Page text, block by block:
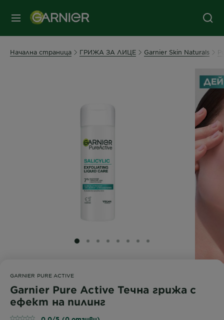
МЕНЮ
Начална страница ГРИЖА ЗА ЛИЦЕ Garnier Skin Naturals
SLIDE 1
SLIDE 2
SLIDE 3
SLIDE 4
SLIDE 5
SLIDE 6
SLIDE 7
SLIDE 8
GARNIER PURE ACTIVE
Garnier Pure Active Течна грижа с
ефект на пилинг